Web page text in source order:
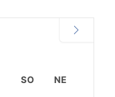
SO NE